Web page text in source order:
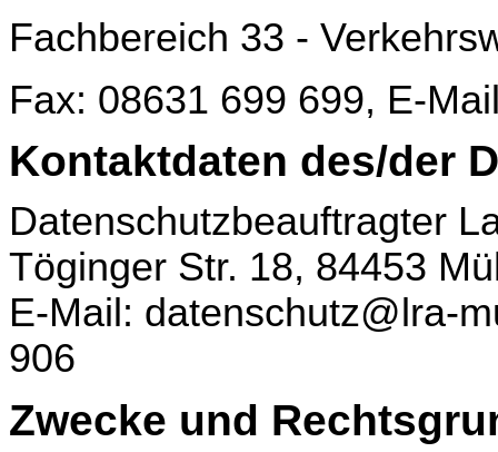
Fachbereich 33 -
Fax: 08631 699 699, E-
Kontaktdaten des/der
Datenschutzbeauftragter
Töginger Str. 18, 84453
E-Mail: datenschutz@lra-
906
Zwecke und